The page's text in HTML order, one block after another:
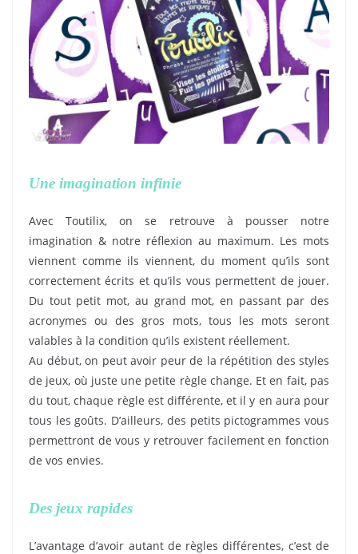
Une imagination infinie
Avec Toutilix, on se retrouve à pousser notre
imagination & notre réflexion au maximum. Les mots
viennent comme ils viennent, du moment qu’ils sont
correctement écrits et qu’ils vous permettent de jouer.
Du tout petit mot, au grand mot, en passant par des
acronymes ou des gros mots, tous les mots seront
valables à la condition qu’ils existent réellement.
Au début, on peut avoir peur de la répétition des styles
de jeux, où juste une petite règle change. Et en fait, pas
du tout, chaque règle est différente, et il y en aura pour
tous les goûts. D’ailleurs, des petits pictogrammes vous
permettront de vous y retrouver facilement en fonction
de vos envies.
Des jeux rapides
L’avantage d’avoir autant de règles différentes, c’est de